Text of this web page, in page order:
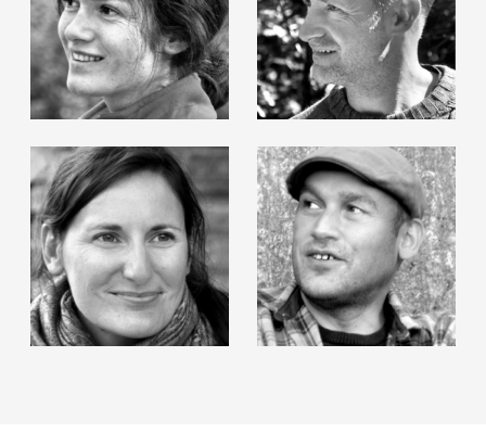
Liddy Scheffknecht Reece Terris